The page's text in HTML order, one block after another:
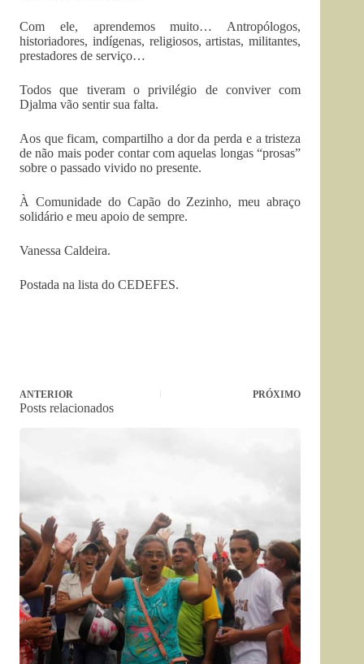
Com ele, aprendemos muito… Antropólogos,
historiadores, indígenas, religiosos, artistas, militantes,
prestadores de serviço…
Todos que tiveram o privilégio de conviver com
Djalma vão sentir sua falta.
Aos que ficam, compartilho a dor da perda e a tristeza
de não mais poder contar com aquelas longas “prosas”
sobre o passado vivido no presente.
À Comunidade do Capão do Zezinho, meu abraço
solidário e meu apoio de sempre.
Vanessa Caldeira.
Postada na lista do CEDEFES.
ANTERIOR PRÓXIMO
Posts relacionados